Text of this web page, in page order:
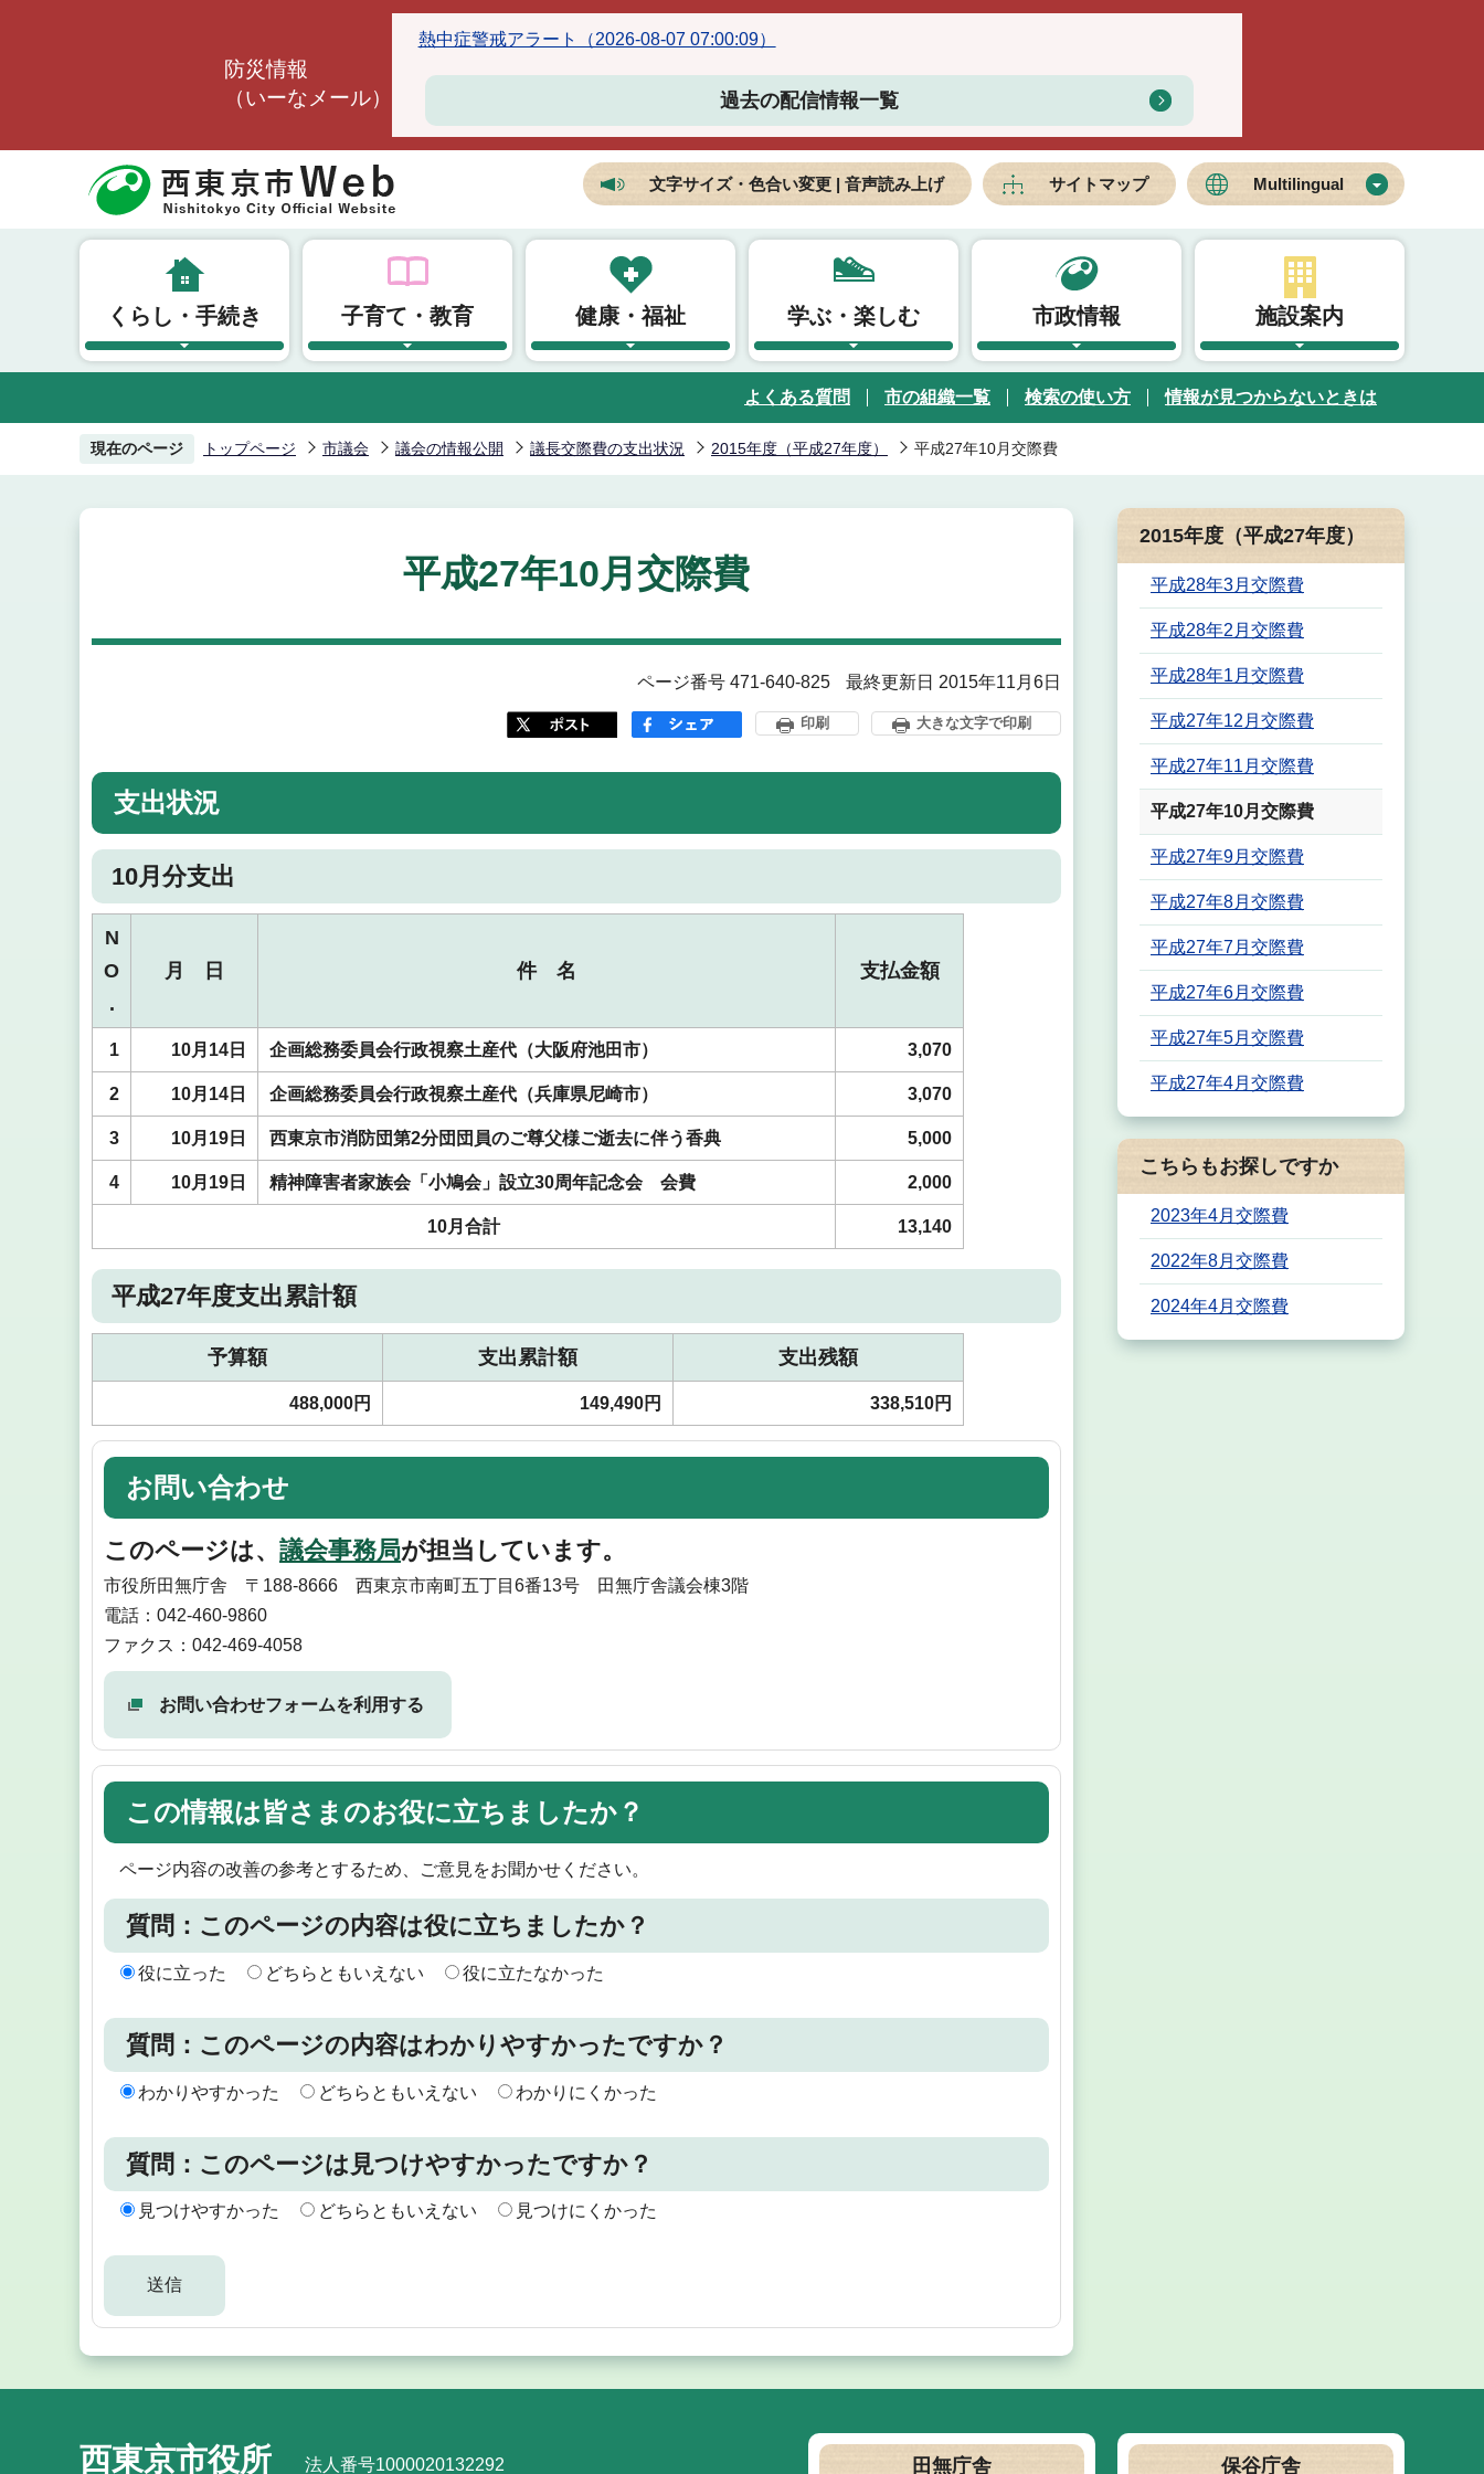
防災情報
（いーなメール）
熱中症警戒アラート（2026-08-07 07:00:09）
過去の配信情報一覧
文字サイズ・色合い変更 | 音声読み上げ サイトマップ Multilingual
くらし・手続き 子育て・教育 健康・福祉 学ぶ・楽しむ 市政情報 施設案内
よくある質問 市の組織一覧 検索の使い方 情報が見つからないときは
現在のページ トップページ 市議会 議会の情報公開 議長交際費の支出状況 2015年度（平成27年度） 平成27年10月交際費
平成27年10月交際費
ページ番号 471-640-825 最終更新日 2015年11月6日
印刷 大きな文字で印刷
支出状況
10月分支出
N
O
.
月 日 件 名 支払金額
1 10月14日 企画総務委員会行政視察土産代（大阪府池田市） 3,070
2 10月14日 企画総務委員会行政視察土産代（兵庫県尼崎市） 3,070
3 10月19日 西東京市消防団第2分団団員のご尊父様ご逝去に伴う香典 5,000
4 10月19日 精神障害者家族会「小鳩会」設立30周年記念会 会費 2,000
10月合計 13,140
平成27年度支出累計額
予算額 支出累計額 支出残額
488,000円 149,490円 338,510円
お問い合わせ
このページは、 議会事務局が担当しています。
市役所田無庁舎 〒188-8666 西東京市南町五丁目6番13号 田無庁舎議会棟3階
電話：042-460-9860
ファクス：042-469-4058
お問い合わせフォームを利用する
この情報は皆さまのお役に立ちましたか？
ページ内容の改善の参考とするため、ご意見をお聞かせください。
質問：このページの内容は役に立ちましたか？
役に立った どちらともいえない 役に立たなかった
質問：このページの内容はわかりやすかったですか？
わかりやすかった どちらともいえない わかりにくかった
質問：このページは見つけやすかったですか？
見つけやすかった どちらともいえない 見つけにくかった
2015年度（平成27年度）
平成28年3月交際費
平成28年2月交際費
平成28年1月交際費
平成27年12月交際費
平成27年11月交際費
平成27年10月交際費
平成27年9月交際費
平成27年8月交際費
平成27年7月交際費
平成27年6月交際費
平成27年5月交際費
平成27年4月交際費
こちらもお探しですか
2023年4月交際費
2022年8月交際費
2024年4月交際費
西東京市役所 法人番号1000020132292 田無庁舎 保谷庁舎